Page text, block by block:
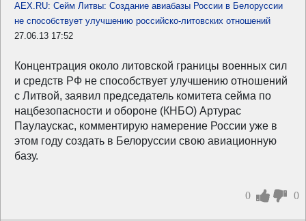
AEX.RU: Сейм Литвы: Создание авиабазы России в Белоруссии
не способствует улучшению российско-литовских отношений
27.06.13 17:52
Концентрация около литовской границы военных сил
и средств РФ не способствует улучшению отношений
с Литвой, заявил председатель комитета сейма по
нацбезопасности и обороне (КНБО) Артурас
Паулаускас, комментирую намерение России уже в
этом году создать в Белоруссии свою авиационную
базу.
0 0